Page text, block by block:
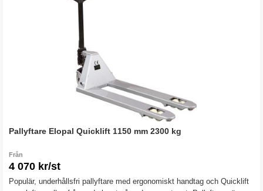
Pallyftare Elopal Quicklift 1150 mm 2300 kg
Från
4 070 kr/st
Populär, underhållsfri pallyftare med ergonomiskt handtag och Quicklift